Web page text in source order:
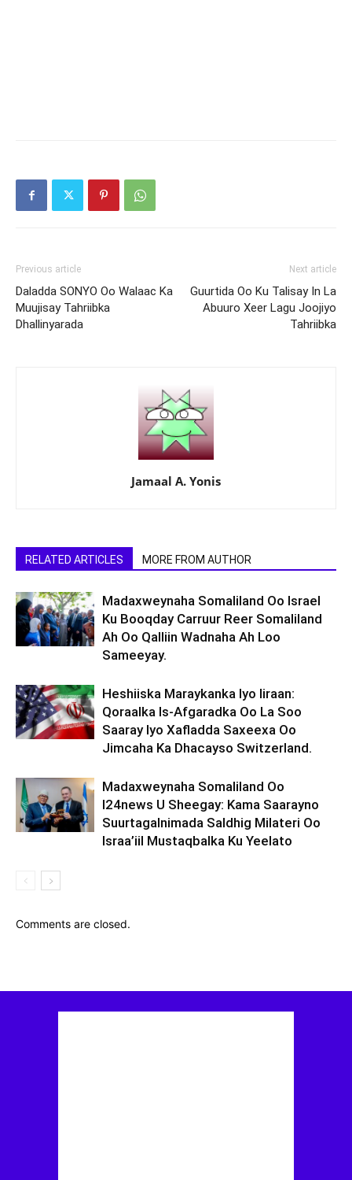
Previous article
Daladda SONYO Oo Walaac Ka
Muujisay Tahriibka
Dhallinyarada
Next article
Guurtida Oo Ku Talisay In La
Abuuro Xeer Lagu Joojiyo
Tahriibka
Jamaal A. Yonis
RELATED ARTICLES MORE FROM AUTHOR
Madaxweynaha Somaliland Oo Israel
Ku Booqday Carruur Reer Somaliland
Ah Oo Qalliin Wadnaha Ah Loo
Sameeyay.
Heshiiska Maraykanka Iyo Iiraan:
Qoraalka Is-Afgaradka Oo La Soo
Saaray Iyo Xafladda Saxeexa Oo
Jimcaha Ka Dhacayso Switzerland.
Madaxweynaha Somaliland Oo
I24news U Sheegay: Kama Saarayno
Suurtagalnimada Saldhig Milateri Oo
Israa’iil Mustaqbalka Ku Yeelato
Comments are closed.